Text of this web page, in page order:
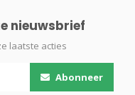
nieuwsbrief
laatste acties
Abonneer